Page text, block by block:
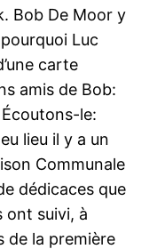
Bob De Moor y
pourquoi Luc
carte
amis de Bob:
le:
lieu il y a un
Communale
dédicaces que
ont suivi, à
de la première